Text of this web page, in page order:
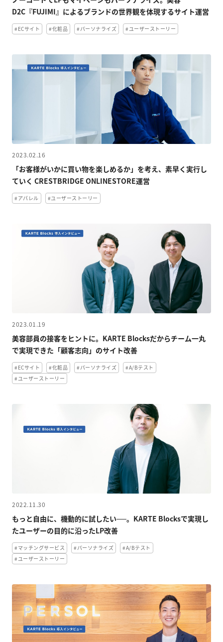
D2C『FUJIMI』によるブランドの世界観を体現するサイト運営
#ECサイト #化粧品 #パーソナライズ #ユーザーストーリー
2023.02.16
「お客様がいかに買い物を楽しめるか」を考え、素早く実行し
ていく CRESTBRIDGE ONLINESTORE運営
#アパレル #ユーザーストーリー
2023.01.19
美容部員の接客をヒントに。KARTE Blocksだからチーム一丸
で実現できた「顧客志向」のサイト改善
#ECサイト #化粧品 #パーソナライズ
#A/Bテスト
#ユーザーストーリー
2022.11.30
もっと自由に、機動的に試したい──。KARTE Blocksで実現し
たユーザーの目的に沿ったLP改善
#マッチングサービス #パーソナライズ
#A/Bテスト
#ユーザーストーリー